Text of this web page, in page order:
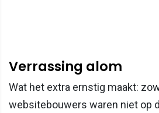
Verrassing alom
Wat het extra ernstig maakt:
websitebouwers waren niet op